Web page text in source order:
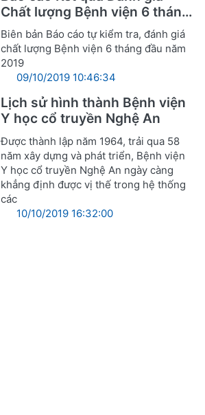
Chất lượng Bệnh viện 6 tháng
đầu năm 2019
Biên bản Báo cáo tự kiểm tra, đánh giá
chất lượng Bệnh viện 6 tháng đầu năm
2019
09/10/2019 10:46:34
Lịch sử hình thành Bệnh viện
Y học cổ truyền Nghệ An
Được thành lập năm 1964, trải qua 58
năm xây dựng và phát triển, Bệnh viện
Y học cổ truyền Nghệ An ngày càng
khẳng định được vị thế trong hệ thống
các
10/10/2019 16:32:00